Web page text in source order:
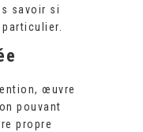
savoir si
œuvre
pouvant
propre